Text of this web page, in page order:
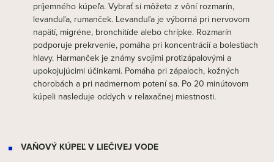
príjemného kúpeľa. Vybrať si môžete z vôní rozmarín,
levanduľa, rumanček. Levanduľa je výborná pri nervovom
napätí, migréne, bronchitíde alebo chrípke. Rozmarín
podporuje prekrvenie, pomáha pri koncentrácií a bolestiach
hlavy. Harmanček je známy svojimi protizápalovými a
upokojujúcimi účinkami. Pomáha pri zápaloch, kožných
chorobách a pri nadmernom potení sa. Po 20 minútovom
kúpeli nasleduje oddych v relaxačnej miestnosti.
VAŇOVÝ KÚPEĽ V LIEČIVEJ VODE